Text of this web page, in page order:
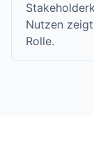
Nutzen
Rolle.